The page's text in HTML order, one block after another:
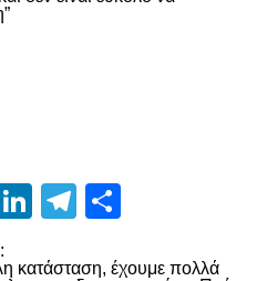
LinkedIn
Telegram
κατάσταση, έχουμε πολλά